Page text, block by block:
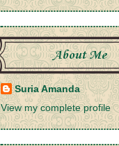
About Me
Suria Amanda
View my complete profile